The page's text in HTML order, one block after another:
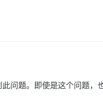
问题。即使是这个问题，